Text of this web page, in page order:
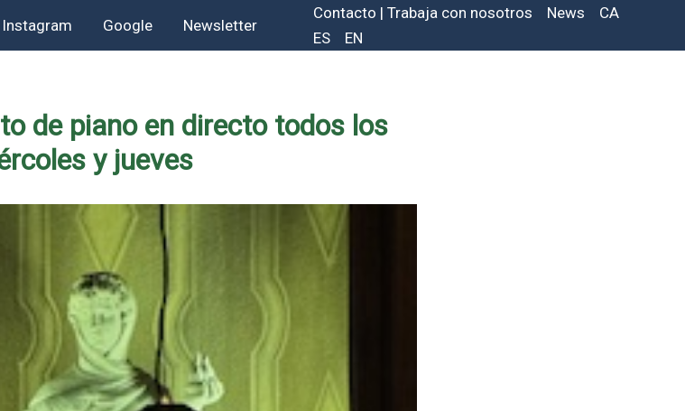
Instagram Google Newsletter
Contacto | Trabaja con nosotros News
CA
ES
EN
de piano en directo todos los
y jueves